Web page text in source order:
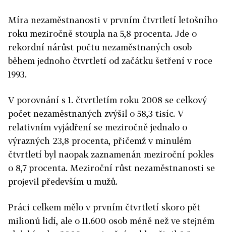
Míra nezaměstnanosti v prvním čtvrtletí letošního
roku meziročně stoupla na 5,8 procenta. Jde o
rekordní nárůst počtu nezaměstnaných osob
během jednoho čtvrtletí od začátku šetření v roce
1993.
V porovnání s 1. čtvrtletím roku 2008 se celkový
počet nezaměstnaných zvýšil o 58,3 tisíc. V
relativním vyjádření se meziročně jednalo o
výrazných 23,8 procenta, přičemž v minulém
čtvrtletí byl naopak zaznamenán meziroční pokles
o 8,7 procenta. Meziroční růst nezaměstnanosti se
projevil především u mužů.
Práci celkem mělo v prvním čtvrtletí skoro pět
milionů lidí, ale o 11.600 osob méně než ve stejném